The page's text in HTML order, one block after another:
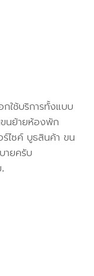
กใช้บริการทั้งแบบ
นย้ายห้องพัก
ไซค์ บูธสินค้า ขน
ายครับ